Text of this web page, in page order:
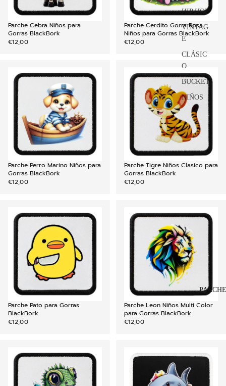
HIP HOP
VINTAG
E
CLÁSIC
O
BUCKET
NIÑOS
AGREGAR
Parche Cebra Niños para
Gorras BlackBork
€12,00
Parche Cerdito Gorra Rosa
Niños para Gorras BlackBork
€12,00
AGREGAR
Parche Perro Marino Niños para
Gorras BlackBork
€12,00
Parche Tigre Niños Clasico para
Gorras BlackBork
€12,00
AGREGAR
Parche Pato para Gorras
BlackBork
€12,00
Parche Leon Niños Multi Color
para Gorras BlackBork
€12,00